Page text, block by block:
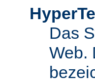
Das
Web.